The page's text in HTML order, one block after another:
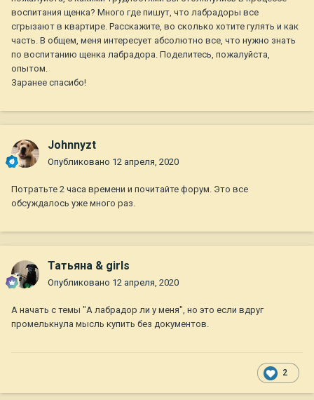
воспитания щенка? Много где пишут, что лабрадоры все
сгрызают в квартире. Расскажите, во сколько хотите гулять и как
часть. В общем, меня интересует абсолютно все, что нужно знать
по воспитанию щенка лабрадора. Поделитесь, пожалуйста,
опытом.
Заранее спасибо!
Johnnyzt
Опубликовано 12 апреля, 2020
Потратьте 2 часа времени и почитайте форум. Это все
обсуждалось уже много раз.
Татьяна & girls
Опубликовано 12 апреля, 2020
А начать с темы "А лабрадор ли у меня", но это если вдруг
промелькнула мысль купить без документов.
2